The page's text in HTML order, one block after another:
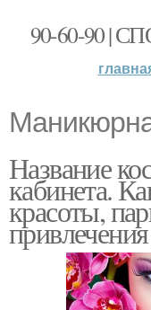
90-60-90 |
Название
кабинета.
красоты,